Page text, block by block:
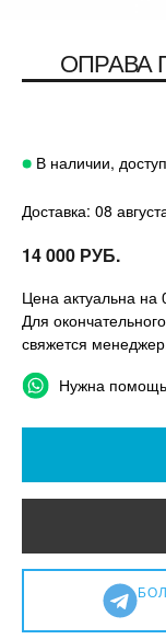
ОПРАВА
В наличии,
Доставка: 08
14 000 РУБ.
Цена актуальна на
Для
свяжется
Нужна